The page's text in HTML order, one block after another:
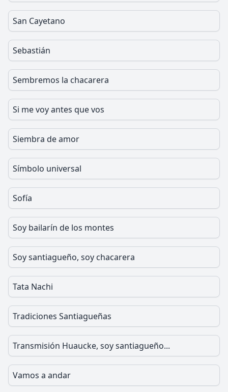
San Cayetano
Sebastián
Sembremos la chacarera
Si me voy antes que vos
Siembra de amor
Símbolo universal
Sofía
Soy bailarín de los montes
Soy santiagueño, soy chacarera
Tata Nachi
Tradiciones Santiagueñas
Transmisión Huaucke, soy santiagueño...
Vamos a andar